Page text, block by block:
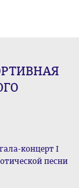
концерт I
песни